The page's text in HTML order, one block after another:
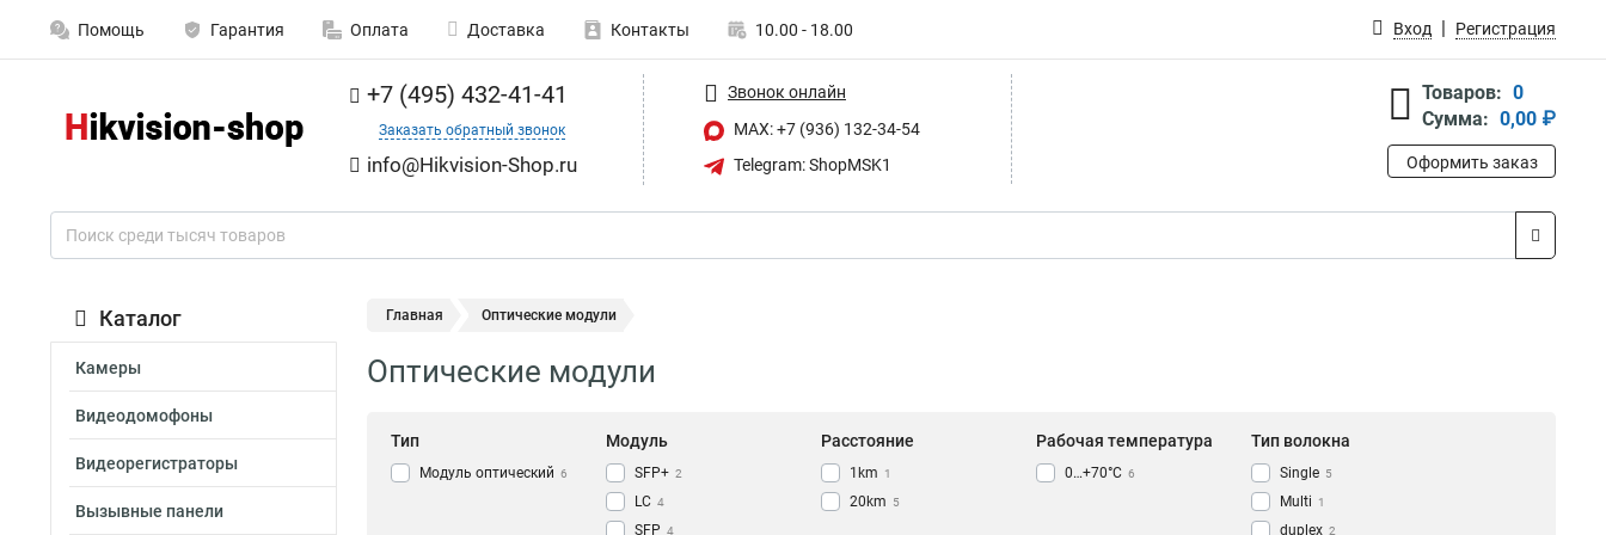
Помощь Гарантия Оплата Доставка Контакты 10.00 - 18.00 Вход Регистрация
+7 (495) 432-41-41
Заказать обратный звонок
info@Hikvision-Shop.ru
Звонок онлайн
MAX: +7 (936) 132-34-54
Telegram: ShopMSK1
Товаров: 0
Сумма: 0,00 ₽
Оформить заказ
Каталог
Камеры
Видеодомофоны
Видеорегистраторы
Вызывные панели
Главная Оптические модули
Оптические модули
Тип
Модуль оптический 6
Модуль
SFP+ 2
LC 4
SFP 4
Расстояние
1km 1
20km 5
Рабочая температура
0…+70°C 6
Тип волокна
Single 5
Multi 1
duplex 2